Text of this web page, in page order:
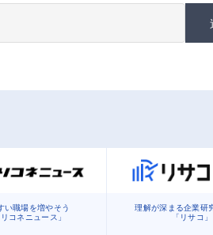
い職場を増やそう
リコネニュース」
理解が深まる企業研
「リサコ」